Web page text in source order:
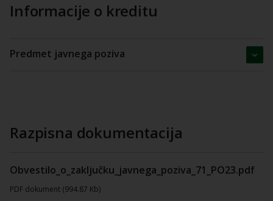
Informacije o kreditu
Predmet javnega poziva
Razpisna dokumentacija
Obvestilo_o_zaključku_javnega_poziva_71_PO23.pdf
PDF dokument (994.87 Kb)